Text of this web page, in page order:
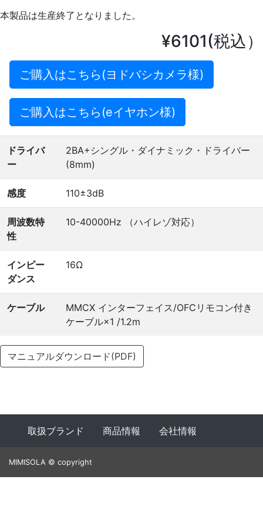
本製品は生産終了となりました。
¥6101(税込）
ご購入はこちら(ヨドバシカメラ様)
ご購入はこちら(eイヤホン様)
ドライバ
ー
2BA+シングル・ダイナミック・ドライバー
(8mm)
感度 110±3dB
周波数特
性
10-40000Hz （ハイレゾ対応）
インピー
ダンス
16Ω
ケーブル
MMCX インターフェイス/OFCリモコン付き
ケーブル×1 /1.2m
マニュアルダウンロード(PDF)
取扱ブランド 商品情報 会社情報
MIMISOLA © copyright